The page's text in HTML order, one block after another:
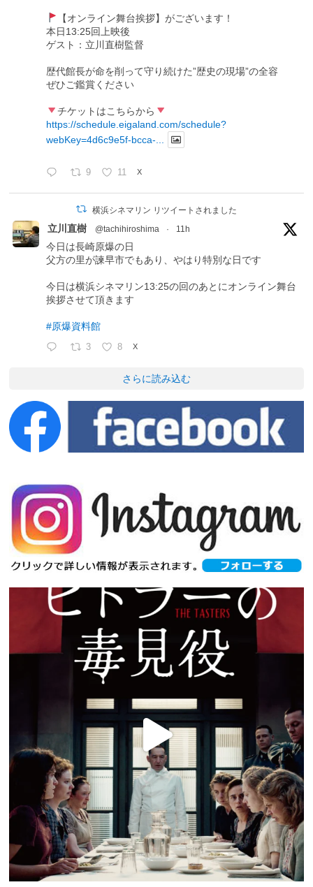
【オンライン舞台挨拶】がございます！
本日13:25回上映後
ゲスト：立川直樹監督
歴代館長が命を削って守り続けた”歴史の現場”の全容
ぜひご鑑賞ください
チケットはこちらから
https://schedule.eigaland.com/schedule?
webKey=4d6c9e5f-bcca-...
9 11 X
横浜シネマリン リツイートされました
立川直樹 @tachihiroshima · 11h
今日は長崎原爆の日
父方の里が諫早市でもあり、やはり特別な日です
今日は横浜シネマリン13:25の回のあとにオンライン舞台
挨拶させて頂きます
#原爆資料館
3 8 X
さらに読み込む